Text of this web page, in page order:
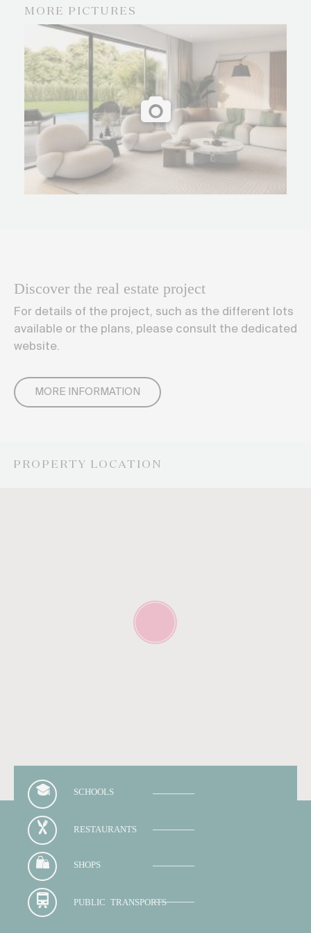
MORE PICTURES
Discover the real estate project
For details of the project, such as the different lots
available or the plans, please consult the dedicated
website.
MORE INFORMATION
PROPERTY LOCATION
SCHOOLS
RESTAURANTS
SHOPS
PUBLIC TRANSPORTS